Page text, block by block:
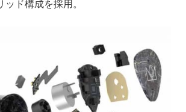
ド構成を採用。